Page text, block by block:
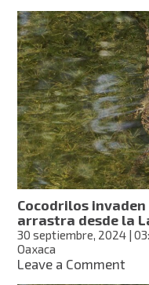
en
Cocodrilos invaden
arrastra desde la
30 septiembre, 2024 |
Oaxaca
Leave a Commenton